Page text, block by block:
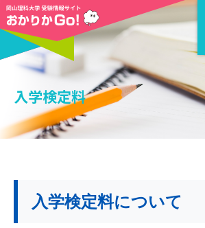
入学検定料
入学検定料について